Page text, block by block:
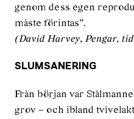
genom dess egen
måste förintas”.
(David Harvey, Pengar,
SLUMSANERING
Från början var
grov – och ibland